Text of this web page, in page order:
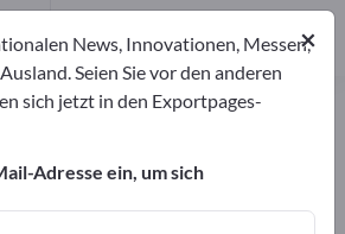
und Lieferanten
Hersteller
×
News, Innovationen, Messen,
Seien Sie vor den anderen
sich jetzt in den Exportpages-
Adresse ein, um sich